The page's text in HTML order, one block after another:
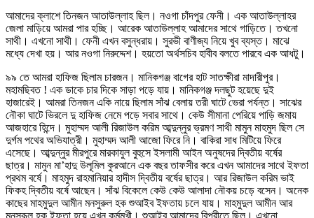
আমাদের ক্লাশে তিনজন আতাউল্লাহ ছিল। নওগা চাঁদপুর ফেনী। এক আতাউল্লাহর
জেলা মাড়িয়ে আমরা পার হচ্ছি। আরেক আতাউল্লাহ আমাদের সাথে গাড়িতে। তখনো
সাথী। এখনো সাথী। ফেনী এখন বসুন্ধরায়। সুরভী বাণীজ্য নিয়ে খুব ব্যস্ত। মাঝে
মধ্যে দেখা হয়। আর নওগা নিরুদ্দেশ। হয়তো অর্থসচিব হাবীব বলতে পারবে এক আধটু।
৯৯ তে আমরা হাফিজ ছিলাম চারজন। মানিকগঞ্জ বাগের হাট সাতক্ষীরা মাদারীপুর।
মহামছিবত ! এক ডাকে চার দিকে সাড়া পড়ে যায়। মানিকগঞ্জ দলছুট হয়েছে দুই
হাজারেই। আমরা তিনজন একি নায়ে ছিলাম সাঁঝ বেলায় তরী ঘাটে ভেরা পর্যন্ত। সাঝের
নৌকা ঘাটে ভিরলে দু হাফিজ নেমে পড়ে সবার সাথে। কেউ সীমানা পেরিয়ে পাড়ি জমায়
আজহারে হিন্দে। মুহাম্মদ আলী রিজাউল করিম আব্দুন্নুর ভ্রমণ সাথী মামুন মাহমুদ ছিল সে
দুর্গম পথের অভিযাত্রী। মুহাম্মদ আলী আজো ফিরে নি। বাকিরা সাধ মিটিয়ে ফিরে
এসেছে। আব্দুন্নুর মীরপুরে মারকাযুল বুহুসে ইসলামী আইন অনুষদের দ্বিতীয় বর্ষের
ছাত্র। মামুন মা’হাদু উলূমিল কুরআনে এক বছর তাফসীর করে এখন আমাদের সাথে ইফতা
প্রথম বর্ষে। মাহমুদ রাহমানিয়ার হাদীস দ্বিতীয় বর্ষের ছাত্র। আর রিজাউল করিম ভাই
ফিকহ দ্বিতীয় বর্ষে আছেন। সাঁঝ বিকেলে কেউ কেউ আলাদা নৌকয় চড়ে বসেন। অনেক
কাছের মাহমুদুল আমীন মনসুরুল হক শুআইব ইফতায় চলে যায়। মাহমুদুল আমীন আর